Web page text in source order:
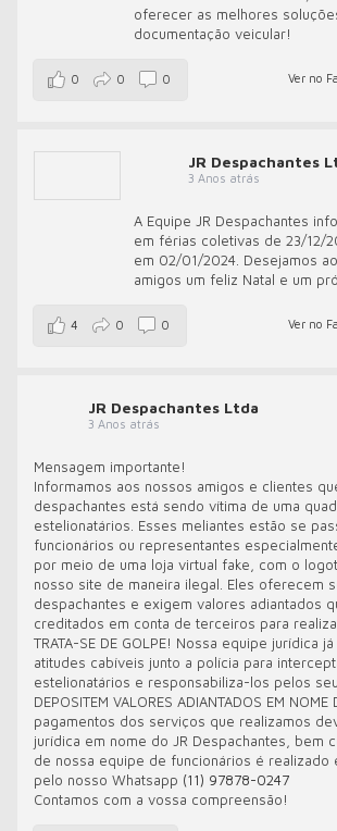
oferecer as melhores
documentação veicular!
Ver no
0 0 0
JR Despachantes
3 Anos atrás
A Equipe JR Despachantes
em férias coletivas de 23/12/
em 02/01/2024. Desejamos
amigos um feliz Natal e um
Ver no
4 0 0
JR Despachantes Ltda
3 Anos atrás
Mensagem importante!
Informamos aos nossos amigos e clientes
despachantes está sendo vítima de uma
estelionatários. Esses meliantes estão se
funcionários ou representantes
por meio de uma loja virtual fake, com o
nosso site de maneira ilegal. Eles oferecem
despachantes e exigem valores adiantados
creditados em conta de terceiros para
TRATA-SE DE GOLPE! Nossa equipe jurídica
atitudes cabíveis junto a polícia para
estelionatários e responsabiliza-los pelos
DEPOSITEM VALORES ADIANTADOS EM NOME
pagamentos dos serviços que realizamos
jurídica em nome do JR Despachantes, bem
de nossa equipe de funcionários é realizado
pelo nosso Whatsapp (11) 97878-0247
Contamos com a vossa compreensão!